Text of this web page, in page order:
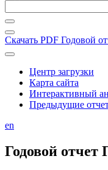
Скачать PDF Годовой
Центр загрузки
Карта сайта
Интерактивный
Предыдущие
en
Годовой